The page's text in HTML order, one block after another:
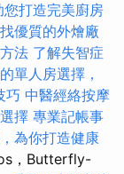
打造完美廚房
優質的外燴廠
法 了解失智症
單人房選擇，
巧 中醫經絡按摩
擇 專業記帳事
為你打造健康
，Butterfly-